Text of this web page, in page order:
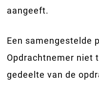
aangeeft.
Een samengestelde
Opdrachtnemer niet
gedeelte van de